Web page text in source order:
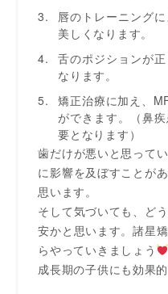
唇のトレーニング
美しくなります。
舌のポジションが
なります。
矯正治療に加え、
ができます。（鼻
要となります）
歯だけが悪いと思って
に影響を及ぼすことが
思います。
そして気づいても、ど
安かと思います。諸星
らやっていきましょう
成長期の子供にも効果的